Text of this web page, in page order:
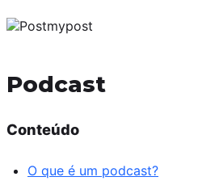
Podcast
Conteúdo
O que é um podcast?